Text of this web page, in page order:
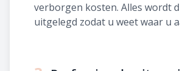
verborgen kosten. Alles wordt
uitgelegd zodat u weet waar u